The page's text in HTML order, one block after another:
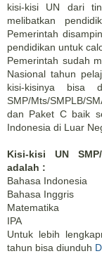
kisi-kisi UN dari
melibatkan
Pemerintah
pendidikan untuk
Pemerintah sudah
Nasional tahun
kisi-kisinya bisa
SMP/Mts/SMPLB/
dan Paket C baik
Indonesia di Luar
Kisi-kisi UN
adalah :
Bahasa Indonesia
Bahasa Inggris
Matematika
IPA
Untuk lebih
tahun bisa diunduh